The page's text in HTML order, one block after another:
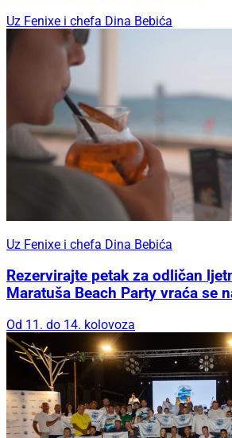
Uz Fenixe i chefa Dina Bebića
Uz Fenixe i chefa Dina Bebića
Rezervirajte petak za odličan
Maratuša Beach Party vraća se
Od 11. do 14. kolovoza